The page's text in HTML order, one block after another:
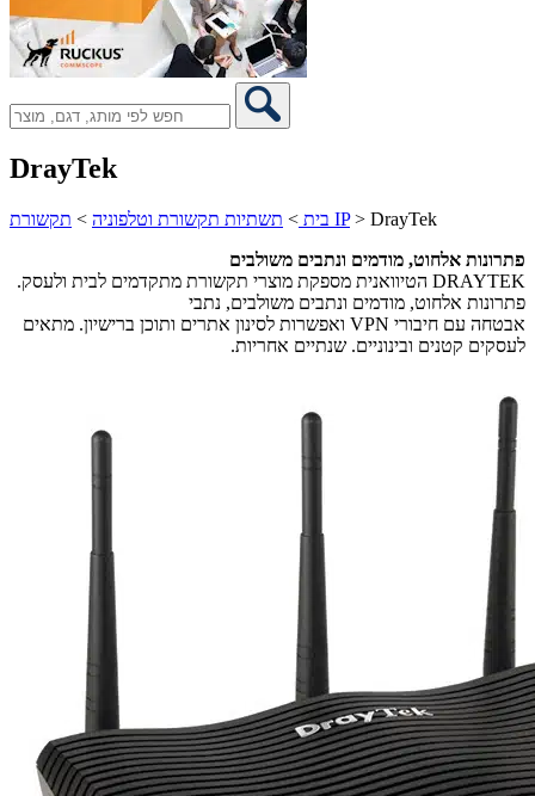
DrayTek
בית > תשתיות תקשורת וטלפוניה > תקשורת IP> DrayTek
פתרונות אלחוט, מודמים ונתבים משולבים
DRAYTEK הטיוואנית מספקת מוצרי תקשורת מתקדמים לבית ולעסק.
פתרונות אלחוט, מודמים ונתבים משולבים, נתבי
אבטחה עם חיבורי VPN ואפשרות לסינון אתרים ותוכן ברישיון. מתאים
לעסקים קטנים ובינוניים. שנתיים אחריות.